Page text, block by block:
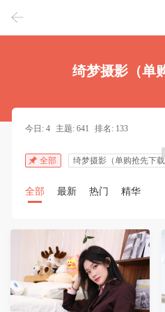
绮梦摄影（单
今日: 4 主题: 641 排名: 133
全部 绮梦摄影（单购抢先下
全部 最新 热门 精华